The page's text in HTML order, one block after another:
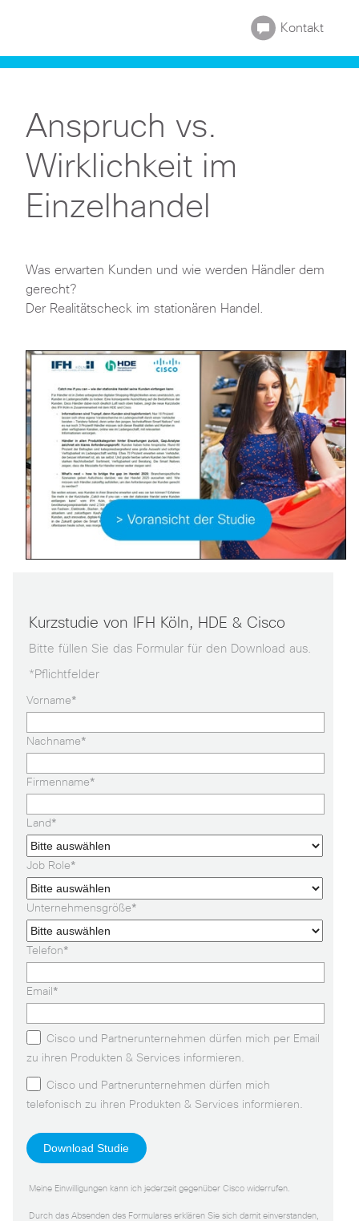
Kontakt
Anspruch vs.
Wirklichkeit im
Einzelhandel
Was erwarten Kunden und wie werden Händler dem
gerecht?
Der Realitätscheck im stationären Handel.
Kurzstudie von IFH Köln, HDE & Cisco
Bitte füllen Sie das Formular für den Download aus.
*Pflichtfelder
Vorname*
Nachname*
Firmenname*
Land*
Job Role*
Unternehmensgröße*
Telefon*
Email *
Cisco und Partnerunternehmen dürfen mich per Email
zu ihren Produkten & Services informieren.
Cisco und Partnerunternehmen dürfen mich
telefonisch zu ihren Produkten & Services informieren.
Meine Einwilligungen kann ich jederzeit gegenüber Cisco widerrufen.
Durch das Absenden des Formulares erklären Sie sich damit einverstanden,